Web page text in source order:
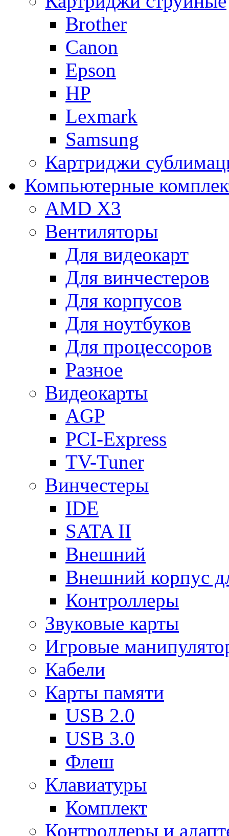
Brother
Canon
Epson
HP
Lexmark
Samsung
Картриджи
Компьютерные
AMD X3
Вентиляторы
Для видеокарт
Для винчестеров
Для корпусов
Для ноутбуков
Для процессоров
Разное
Видеокарты
AGP
PCI-Express
TV-Tuner
Винчестеры
IDE
SATA II
Внешний
Внешний корпус
Контроллеры
Звуковые карты
Игровые
Кабели
Карты памяти
USB 2.0
USB 3.0
Флеш
Клавиатуры
Комплект
Контроллеры и